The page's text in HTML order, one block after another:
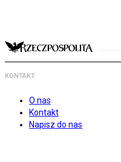
KONTAKT
O nas
Kontakt
Napisz do nas